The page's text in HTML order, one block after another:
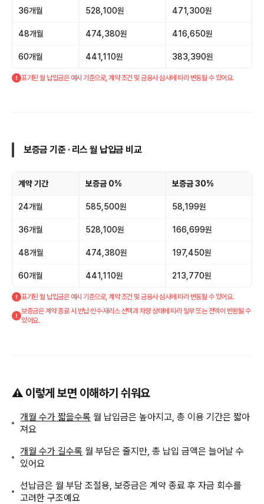
36개월 528,100원 471,300원
48개월 474,380원 416,650원
60개월 441,110원 383,390원
표기된 월 납입금은 예시 기준으로, 계약 조건 및 금융사 심사에 따라 변동될 수 있어요.
보증금 기준 · 리스 월 납입금 비교
계약 기간 보증금 0% 보증금 30%
24개월 585,500원 58,199원
36개월 528,100원 166,699원
48개월 474,380원 197,450원
60개월 441,110원 213,770원
표기된 월 납입금은 예시 기준으로, 계약 조건 및 금융사 심사에 따라 변동될 수 있어요.
보증금은 계약 종료 시 반납·인수·재리스 선택과 차량 상태에 따라 일부 또는 전액이 반환될 수
있어요.
⚠️ 이렇게 보면 이해하기 쉬워요
개월 수가 짧을수록 월 납입금은 높아지고, 총 이용 기간은 짧아
져요
개월 수가 길수록 월 부담은 줄지만, 총 납입 금액은 늘어날 수
있어요
선납금은 월 부담 조절용, 보증금은 계약 종료 후 자금 회수를
고려한 구조예요